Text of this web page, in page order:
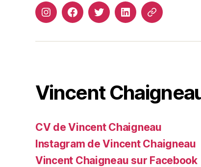
InstagramFacebookTwitterLinkedinSite
Vincent
CV de Vincent Chaigneau
Instagram de Vincent Chaigneau
Vincent Chaigneau sur Facebook